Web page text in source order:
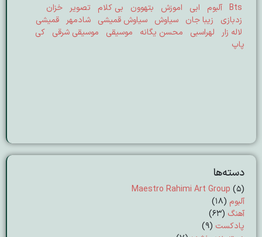
Bts آلبوم ابی اموزش بتهوون بی کلام تصویر
خزان
زدبازی
زیبا جان سیاوش سیاوش قمیشی شادمهر
قمیشی
لاله زار
لهراسبی محسن یگانه موسیقی موسیقی شرقی
کی
پاپ
دسته‌ها
Maestro Rahimi Art Group (5)
آلبوم (18)
آهنگ (63)
پادکست (9)